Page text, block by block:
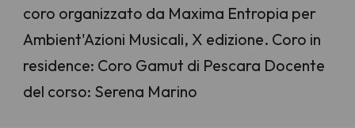
coro organizzato da Maxima Entropia per
Ambient'Azioni Musicali, X edizione. Coro in
residence: Coro Gamut di Pescara Docente
del corso: Serena Marino